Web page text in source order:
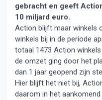
gebracht en geeft
10 miljard euro.
Action blijft maar winkels
winkels bij in de periode
totaal 1473 Action
de omzet ging door het
dan 1 jaar geopend zijn
Hier blijft het niet bij,
daarom in het